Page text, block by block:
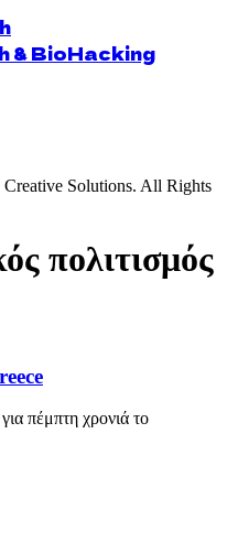
& BioHacking
Solutions. All Rights
πολιτισμός
πέμπτη χρονιά το